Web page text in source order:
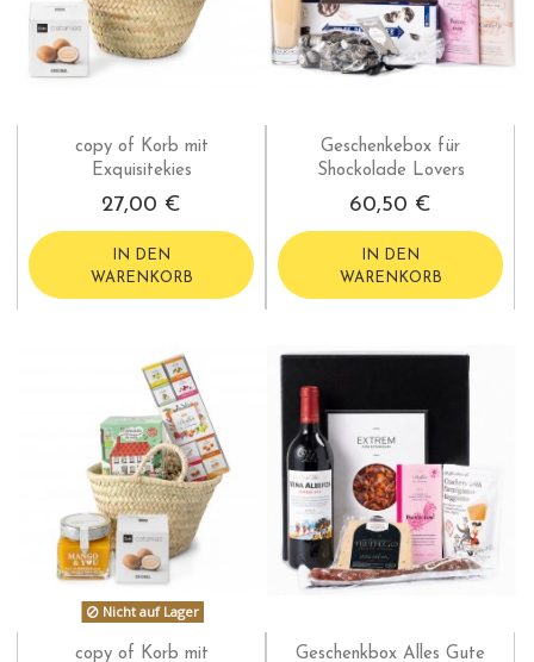
copy of Korb mit
Exquisitekies
27,00 €
IN DEN
WARENKORB
Geschenkebox für
Shockolade Lovers
60,50 €
IN DEN
WARENKORB
Nicht auf Lager
copy of Korb mit
Geschenkbox Alles Gute